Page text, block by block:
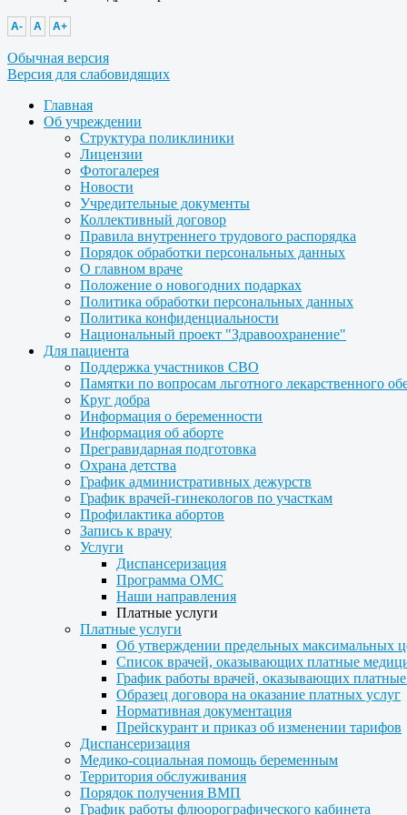
A- A A+
Обычная версия
Версия для слабовидящих
Главная
Об учреждении
Структура поликлиники
Лицензии
Фотогалерея
Новости
Учредительные документы
Коллективный договор
Правила внутреннего трудового распорядка
Порядок обработки персональных данных
О главном враче
Положение о новогодних подарках
Политика обработки персональных данных
Политика конфиденциальности
Национальный проект "Здравоохранение"
Для пациента
Поддержка участников СВО
Памятки по вопросам льготного лекарственного
Круг добра
Информация о беременности
Информация об аборте
Прегравидарная подготовка
Охрана детства
График административных дежурств
График врачей-гинекологов по участкам
Профилактика абортов
Запись к врачу
Услуги
Диспансеризация
Программа ОМС
Наши направления
Платные услуги
Платные услуги
Об утверждении предельных максимальных
Список врачей, оказывающих платные
График работы врачей, оказывающих
Образец договора на оказание платных услуг
Нормативная документация
Прейскурант и приказ об изменении тарифов
Диспансеризация
Медико-социальная помощь беременным
Территория обслуживания
Порядок получения ВМП
График работы флюорографического кабинета